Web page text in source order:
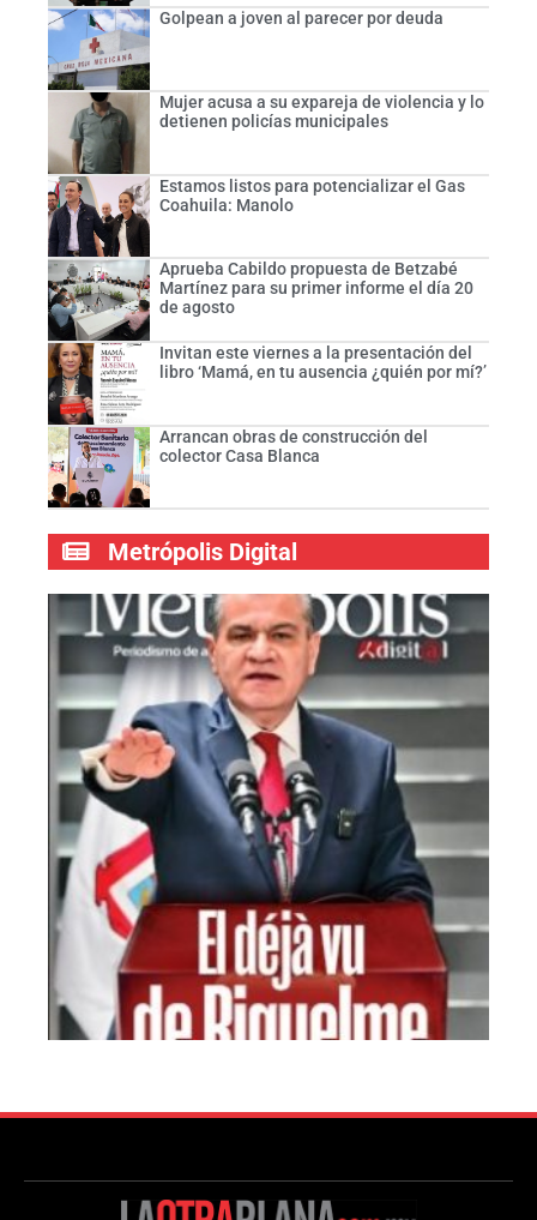
Golpean a joven al parecer por deuda
Mujer acusa a su expareja de violencia y lo
detienen policías municipales
Estamos listos para potencializar el Gas
Coahuila: Manolo
Aprueba Cabildo propuesta de Betzabé
Martínez para su primer informe el día 20
de agosto
Invitan este viernes a la presentación del
libro ‘Mamá, en tu ausencia ¿quién por mí?’
Arrancan obras de construcción del
colector Casa Blanca
Metrópolis Digital